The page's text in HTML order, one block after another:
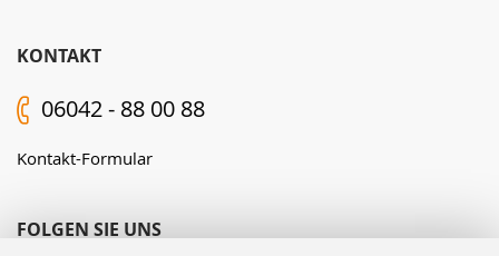
KONTAKT
06042 - 88 00 88
Kontakt-Formular
FOLGEN SIE UNS